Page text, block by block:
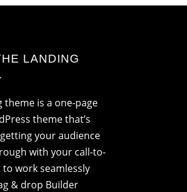
LANDING
theme is a one-page
theme that’s
your audience
with your call-to-
work seamlessly
& drop Builder